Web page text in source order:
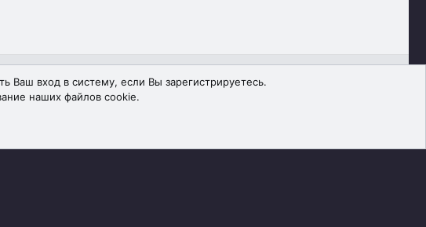
Условия и правила Политика конфиденциальности
Ваш вход в систему, если Вы зарегистрируетесь.
наших файлов cookie.